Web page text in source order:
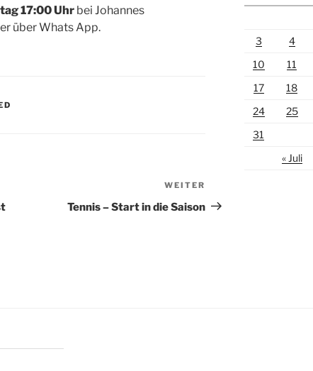
17:00 Uhr bei Johannes
über Whats App.
Beitrag
WEITER
Tennis – Start in die Saison
3
4
10
11
17
18
24
25
31
« Juli